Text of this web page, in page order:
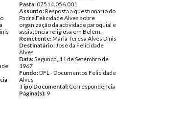
Pasta:07514.056.001
Assunto:Resposta a questionário do
Padre Felicidade Alves sobre
organização da actividade paroquial e
assistência religiosa em Belém.
Remetente:Maria Teresa Alves Dinis
Destinatário:José da Felicidade
Alves
Data:Segunda, 11 de Setembro de
1967
Fundo:DFL - Documentos Felicidade
Alves
Tipo Documental: Correspondencia
Página(s): 9